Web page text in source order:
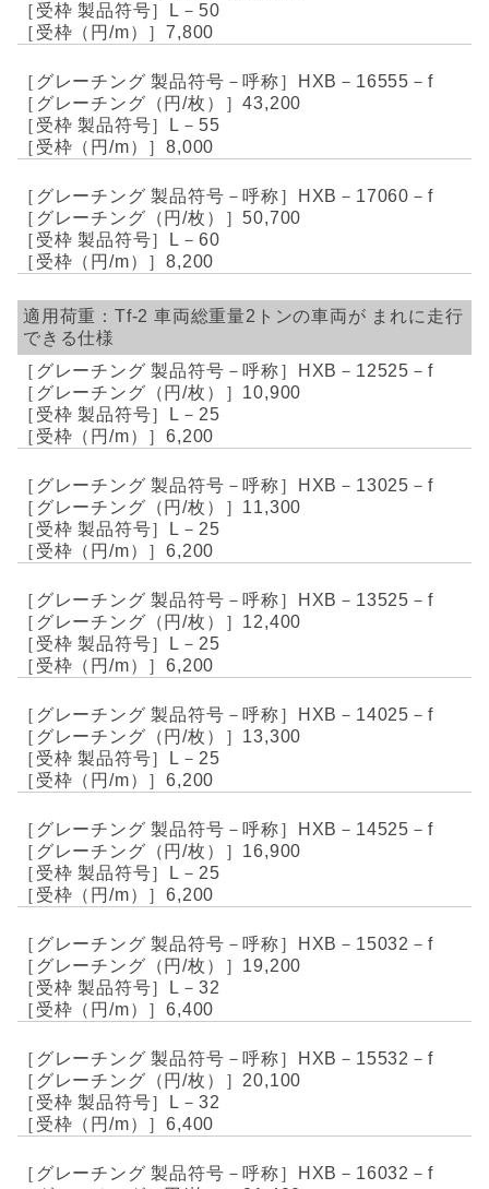
L－50
7,800
HXB－16555－f
43,200
L－55
8,000
HXB－17060－f
50,700
L－60
8,200
Tf-2 車両総重量2トンの車両が まれに走行
できる仕様
HXB－12525－f
10,900
L－25
6,200
HXB－13025－f
11,300
L－25
6,200
HXB－13525－f
12,400
L－25
6,200
HXB－14025－f
13,300
L－25
6,200
HXB－14525－f
16,900
L－25
6,200
HXB－15032－f
19,200
L－32
6,400
HXB－15532－f
20,100
L－32
6,400
HXB－16032－f